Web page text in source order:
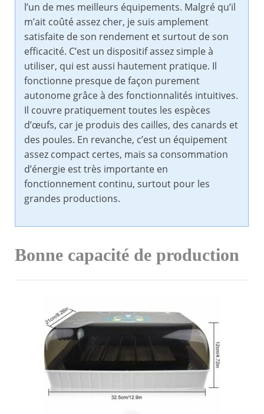
l’un de mes meilleurs équipements. Malgré qu’il
m’ait coûté assez cher, je suis amplement
satisfaite de son rendement et surtout de son
efficacité. C’est un dispositif assez simple à
utiliser, qui est aussi hautement pratique. Il
fonctionne presque de façon purement
autonome grâce à des fonctionnalités intuitives.
Il couvre pratiquement toutes les espèces
d’œufs, car je produis des cailles, des canards et
des poules. En revanche, c’est un équipement
assez compact certes, mais sa consommation
d’énergie est très importante en
fonctionnement continu, surtout pour les
grandes productions.
Bonne capacité de production